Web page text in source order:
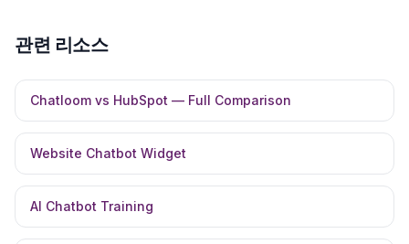
관련 리소스
Chatloom vs HubSpot — Full Comparison
Website Chatbot Widget
AI Chatbot Training